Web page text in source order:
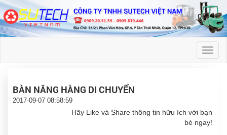
BÀN NÂNG HÀNG DI CHUYỂN
2017-09-07 08:58:59
Hãy Like và Share thông tin hữu ích với bạn
bè ngay!